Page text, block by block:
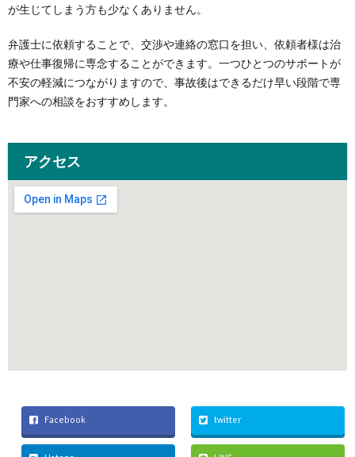
が生じてしまう方も少なくありません。
弁護士に依頼することで、交渉や連絡の窓口を担い、依頼者様は治
療や仕事復帰に専念することができます。一つひとつのサポートが
不安の軽減につながりますので、事故後はできるだけ早い段階で専
門家への相談をおすすめします。
アクセス
Facebook twitter